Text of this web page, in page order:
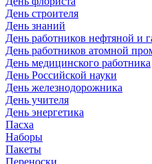
День строителя
День знаний
День работников нефтяной и
День работников атомной
День медицинского работника
День Российской науки
День железнодорожника
День учителя
День энергетика
Пасха
Наборы
Пакеты
Переноски